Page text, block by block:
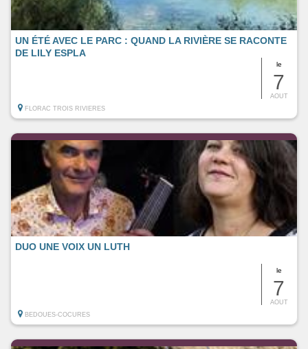
le
7
AOUT
UN ÉTÉ AVEC LE PARC : QUAND LA RIVIÈRE SE RACONTE
DE LILY ESPLA
FLORAC TROIS RIVIERES
le
7
AOUT
DUO UNE VOIX UN LUTH
BEDOUES-COCURES